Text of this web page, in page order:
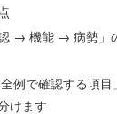
→ 機能 → 病勢」
例で確認する項目
けます